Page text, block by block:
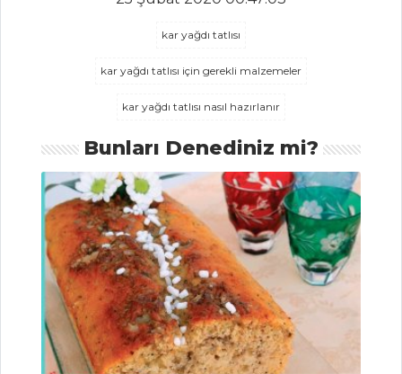
Tarifleri
ÇORBALAR
Sedik Aşı
Adaçaylı Bal
Kabağı Çorbası
Deniz Börülceli
Balık Çorbası
Çorbalar Tüm
Tarifleri
kar yağdı tatlısı
kar yağdı tatlısı için gerekli malzemeler
kar yağdı tatlısı nasıl hazırlanır
Bunları Denediniz mi?